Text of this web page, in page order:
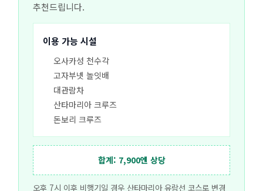
추천드립니다.
이용 가능 시설
오사카성 천수각
고자부넷 놀잇배
대관람차
산타마리아 크루즈
돈보리 크루즈
합계: 7,900엔 상당
오후 7시 이후 비행기일 경우 산타마리아 유람선 코스로 변경